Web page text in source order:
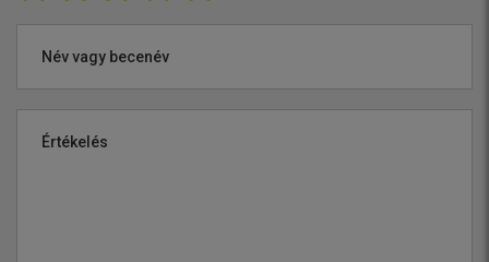
Név vagy becenév
Értékelés